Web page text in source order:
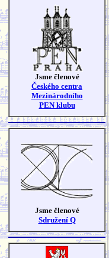
Jsme členové
Českého centra
Mezinárodního
PEN klubu
Jsme členové
Sdružení Q